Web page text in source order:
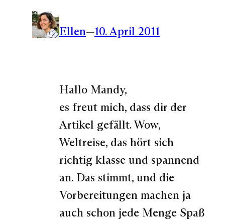
Ellen—10. April 2011
Hallo Mandy,
es freut mich, dass dir der
Artikel gefällt. Wow,
Weltreise, das hört sich
richtig klasse und spannend
an. Das stimmt, und die
Vorbereitungen machen ja
auch schon jede Menge Spaß